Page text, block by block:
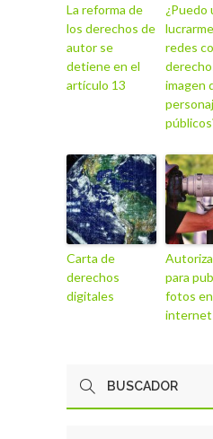
La reforma de
los derechos de
autor se
detiene en el
artículo 13
¿Puedo
redes
imagen
Carta de
derechos
digitales
para
fotos en
internet